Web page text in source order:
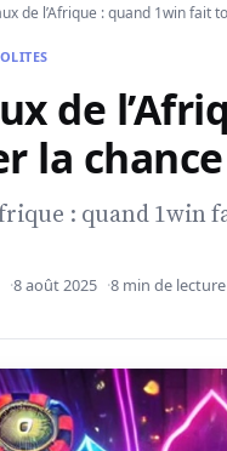
de l’Afrique : quand 1win fait
de
la chance
: quand 1win
8 août 2025 8 min de lecture